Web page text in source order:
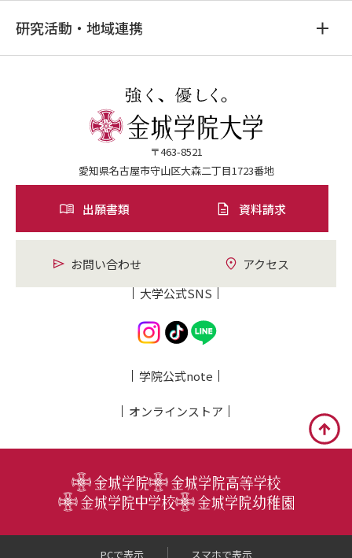
研究活動・地域連携
〒463-8521
愛知県名古屋市守山区大森二丁目1723番地
出願書類 資料請求
お問い合わせ
アクセス
大学公式SNS
学院公式note
オンラインストア
PCで表示 スマホで表示